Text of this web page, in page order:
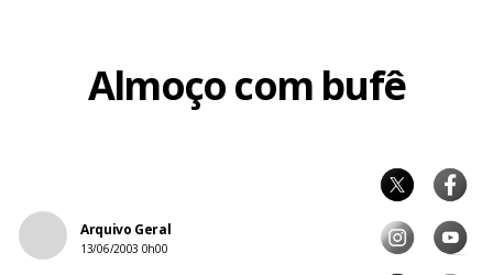
Almoço com bufê
Arquivo Geral
13/06/2003 0h00